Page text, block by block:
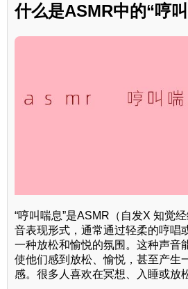
什么是ASMR中的“哼
“哼叫喘息”是ASMR（自发X 知觉
音表现形式，通常通过轻柔的哼唱
一种放松和愉悦的氛围。这种声音
使他们感到放松、愉悦，甚至产生
感。很多人喜欢在冥想、入睡或放